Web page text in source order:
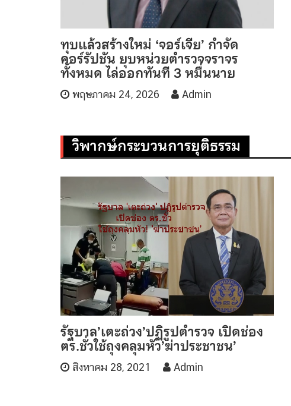
ทุบแล้วสร้างใหม่ ‘จอร์เจีย’ กำจัด
คอร์รัปชัน ยุบหน่วยตำรวจจราจร
ทั้งหมด ไล่ออกทันที 3 หมื่นนาย
พฤษภาคม 24, 2026 Admin
วิพากษ์กระบวนการยุติธรรม
รัฐบาล’เตะถ่วง’ปฏิรูปตำรวจ เปิดช่อง
ตร.ชั่วใช้ถุงคลุมหัว’ฆ่าประชาชน’
สิงหาคม 28, 2021 Admin